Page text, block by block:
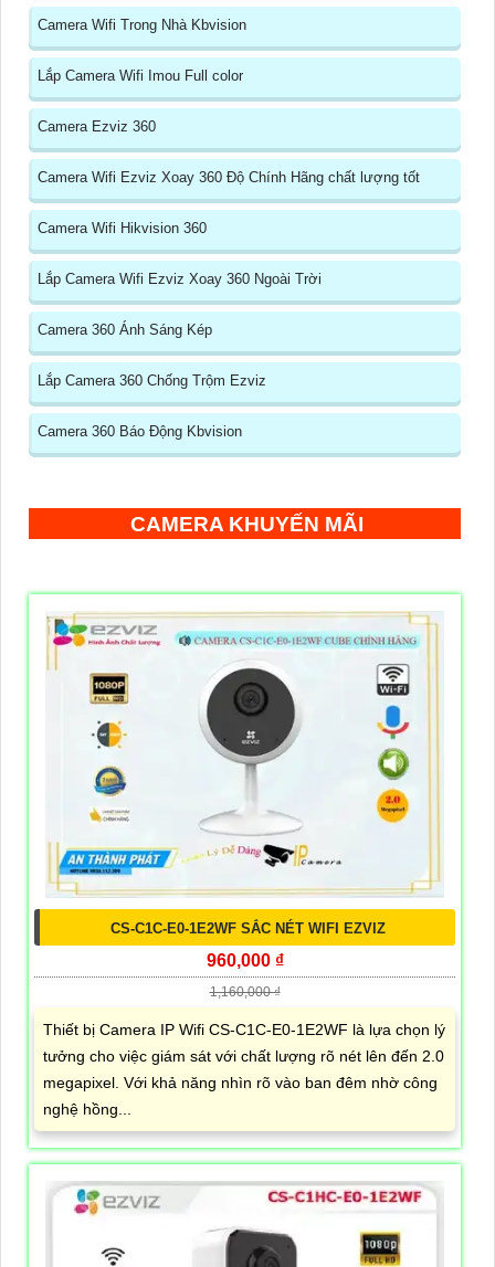
Camera Wifi Trong Nhà Kbvision
Lắp Camera Wifi Imou Full color
Camera Ezviz 360
Camera Wifi Ezviz Xoay 360 Độ Chính Hãng chất lượng tốt
Camera Wifi Hikvision 360
Lắp Camera Wifi Ezviz Xoay 360 Ngoài Trời
Camera 360 Ánh Sáng Kép
Lắp Camera 360 Chống Trộm Ezviz
Camera 360 Báo Động Kbvision
CAMERA KHUYẾN MÃI
CS-C1C-E0-1E2WF SẮC NÉT WIFI EZVIZ
960,000 ₫
1,160,000 ₫
Thiết bị Camera IP Wifi CS-C1C-E0-1E2WF là lựa chọn lý
tưởng cho việc giám sát với chất lượng rõ nét lên đến 2.0
megapixel. Với khả năng nhìn rõ vào ban đêm nhờ công
nghệ hồng...